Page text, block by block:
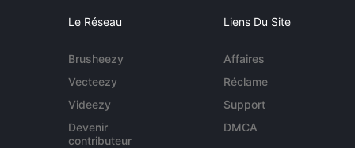
Le Réseau
Brusheezy
Vecteezy
Videezy
Devenir
contributeur
Liens Du Site
Affaires
Réclame
Support
DMCA